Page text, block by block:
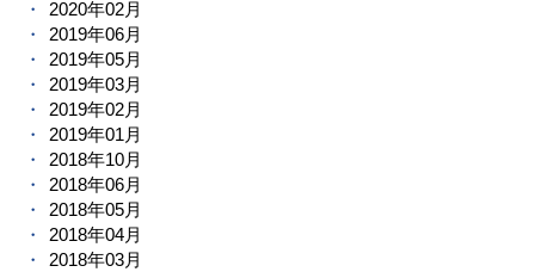
2020年02月
2019年06月
2019年05月
2019年03月
2019年02月
2019年01月
2018年10月
2018年06月
2018年05月
2018年04月
2018年03月